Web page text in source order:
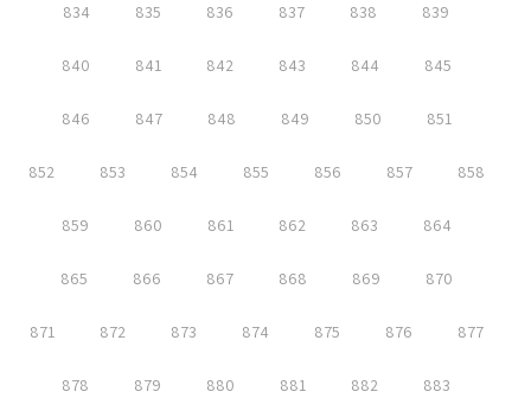
834 835 836 837 838 839
840 841 842 843 844 845
846 847 848 849 850 851
852 853 854 855 856 857 858
859 860 861 862 863 864
865 866 867 868 869 870
871 872 873 874 875 876 877
878 879 880 881 882 883